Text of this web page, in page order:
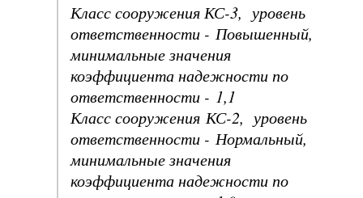
Класс сооружения КС-3, уровень
ответственности - Повышенный,
минимальные значения
коэффициента надежности по
ответственности - 1,1
Класс сооружения КС-2, уровень
ответственности - Нормальный,
минимальные значения
коэффициента надежности по